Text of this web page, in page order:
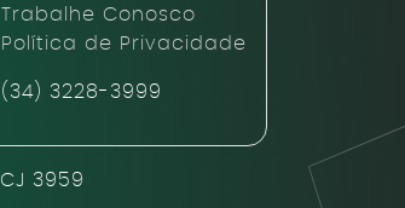
Trabalhe Conosco
Política de Privacidade
(34) 3228-3999
CJ 3959